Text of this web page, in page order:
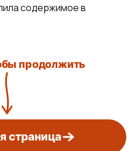
содержимое в
продолжить
страница